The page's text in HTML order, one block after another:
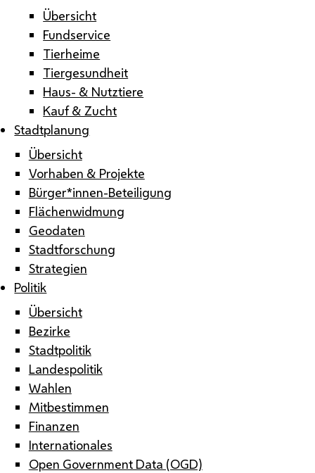
Übersicht
Fundservice
Tierheime
Tiergesundheit
Haus- & Nutztiere
Kauf & Zucht
Stadtplanung
Übersicht
Vorhaben & Projekte
Bürger*innen-Beteiligung
Flächenwidmung
Geodaten
Stadtforschung
Strategien
Politik
Übersicht
Bezirke
Stadtpolitik
Landespolitik
Wahlen
Mitbestimmen
Finanzen
Internationales
Open Government Data (OGD)